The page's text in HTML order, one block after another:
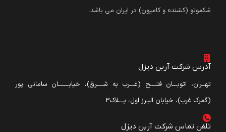
شکموتو (کشنده و کامیون) در ایران می باشد.
آدرس شرکت آرین دیزل
تهــران، اتوبـــان فتــــح (غـــرب به شــــرق)، خیابـــــــان سامانی پور
(گمرک غرب)، خیابان البـرز اول، پـــلاک3
تلفن تماس شرکت آرین دیزل​